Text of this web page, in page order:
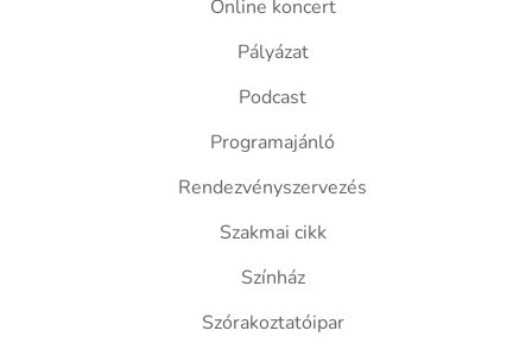
Online koncert
Pályázat
Podcast
Programajánló
Rendezvényszervezés
Szakmai cikk
Színház
Szórakoztatóipar